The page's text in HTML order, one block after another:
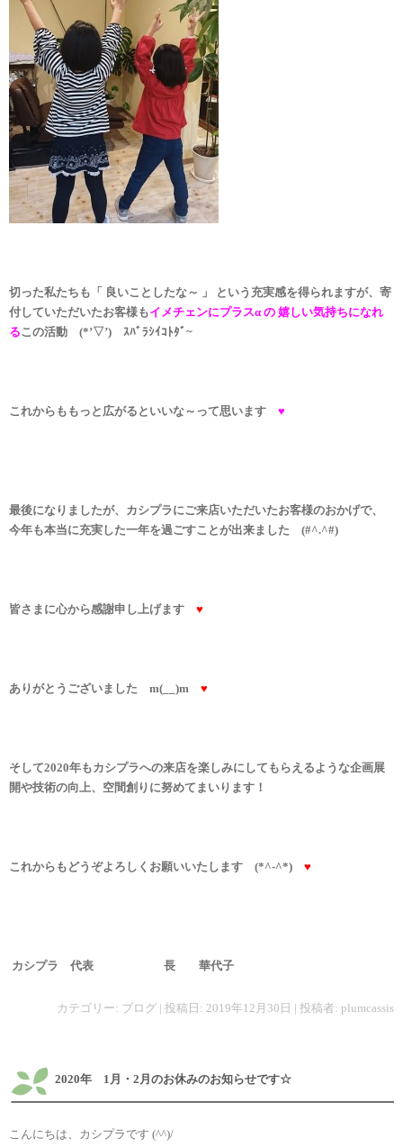
切った私たちも「 良いことしたな～ 」 という充実感を得られますが、寄
付していただいたお客様もイメチェンにプラスα の 嬉しい気持ちになれ
るこの活動 (*’▽’) ｽﾊﾞﾗｼｲｺﾄﾀﾞ~
これからももっと広がるといいな～って思います ♥
最後になりましたが、カシプラにご来店いただいたお客様のおかげで、
今年も本当に充実した一年を過ごすことが出来ました (#^.^#)
皆さまに心から感謝申し上げます ♥
ありがとうございました m(__)m ♥
そして2020年もカシプラへの来店を楽しみにしてもらえるような企画展
開や技術の向上、空間創りに努めてまいります！
これからもどうぞよろしくお願いいたします (*^-^*) ♥
カシプラ 代表 長 華代子
カテゴリー: ブログ | 投稿日: 2019年12月30日 | 投稿者: plumcassis
2020年 1月・2月のお休みのお知らせです☆
こんにちは、カシプラです (^^)/